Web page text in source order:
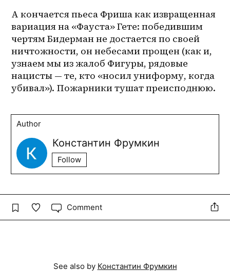
А кончается пьеса Фриша как извращенная
вариация на «Фауста» Гете: победившим
чертям Бидерман не достается по своей
ничтожности, он небесами прощен (как и,
узнаем мы из жалоб Фигуры, рядовые
нацисты — те, кто «носил униформу, когда
убивал»). Пожарники тушат преисподнюю.
Author
Константин Фрумкин
Follow
Comment
See also by Константин Фрумкин